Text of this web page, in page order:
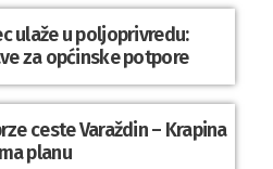
ulaže u poljoprivredu:
za općinske potpore
ceste Varaždin – Krapina
planu